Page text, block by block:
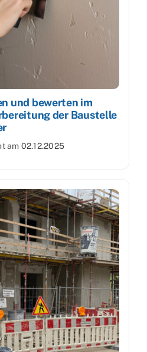
und bewerten im
der Baustelle
am 02.12.2025